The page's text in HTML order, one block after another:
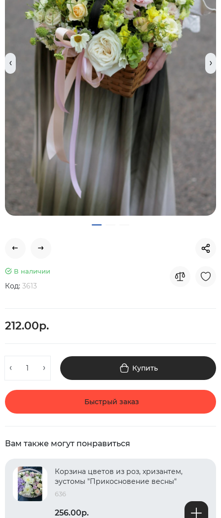
В наличии
Код: 3613
212.00р.
Купить
Быстрый заказ
Вам также могут понравиться
Корзина цветов из роз, хризантем,
эустомы "Прикосновение весны"
636
256.00р.